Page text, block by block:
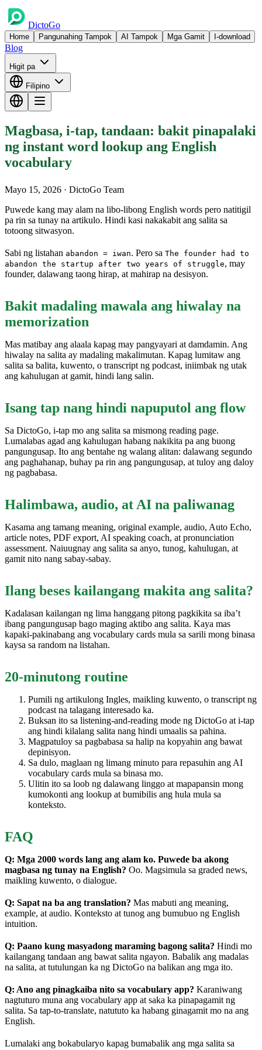
DictoGo
Home Pangunahing Tampok AI Tampok Mga Gamit I-download
Blog
Higit pa
Filipino
Magbasa, i-tap, tandaan: bakit pinapalaki
ng instant word lookup ang English
vocabulary
Mayo 15, 2026 · DictoGo Team
Puwede kang may alam na libo-libong English words pero natitigil
pa rin sa tunay na artikulo. Hindi kasi nakakabit ang salita sa
totoong sitwasyon.
Sabi ng listahan abandon = iwan. Pero sa The founder had to
abandon the startup after two years of struggle, may
founder, dalawang taong hirap, at mahirap na desisyon.
Bakit madaling mawala ang hiwalay na
memorization
Mas matibay ang alaala kapag may pangyayari at damdamin. Ang
hiwalay na salita ay madaling makalimutan. Kapag lumitaw ang
salita sa balita, kuwento, o transcript ng podcast, iniimbak ng utak
ang kahulugan at gamit, hindi lang salin.
Isang tap nang hindi napuputol ang flow
Sa DictoGo, i-tap mo ang salita sa mismong reading page.
Lumalabas agad ang kahulugan habang nakikita pa ang buong
pangungusap. Ito ang bentahe ng walang alitan: dalawang segundo
ang paghahanap, buhay pa rin ang pangungusap, at tuloy ang daloy
ng pagbabasa.
Halimbawa, audio, at AI na paliwanag
Kasama ang tamang meaning, original example, audio, Auto Echo,
article notes, PDF export, AI speaking coach, at pronunciation
assessment. Naiuugnay ang salita sa anyo, tunog, kahulugan, at
gamit nito nang sabay-sabay.
Ilang beses kailangang makita ang salita?
Kadalasan kailangan ng lima hanggang pitong pagkikita sa iba’t
ibang pangungusap bago maging aktibo ang salita. Kaya mas
kapaki-pakinabang ang vocabulary cards mula sa sarili mong binasa
kaysa sa random na listahan.
20-minutong routine
Pumili ng artikulong Ingles, maikling kuwento, o transcript ng
podcast na talagang interesado ka.
Buksan ito sa listening-and-reading mode ng DictoGo at i-tap
ang hindi kilalang salita nang hindi umaalis sa pahina.
Magpatuloy sa pagbabasa sa halip na kopyahin ang bawat
depinisyon.
Sa dulo, maglaan ng limang minuto para repasuhin ang AI
vocabulary cards mula sa binasa mo.
Ulitin ito sa loob ng dalawang linggo at mapapansin mong
kumokonti ang lookup at bumibilis ang hula mula sa
konteksto.
FAQ
Q: Mga 2000 words lang ang alam ko. Puwede ba akong
magbasa ng tunay na English? Oo. Magsimula sa graded news,
maikling kuwento, o dialogue.
Q: Sapat na ba ang translation? Mas mabuti ang meaning,
example, at audio. Konteksto at tunog ang bumubuo ng English
intuition.
Q: Paano kung masyadong maraming bagong salita? Hindi mo
kailangang tandaan ang bawat salita ngayon. Babalik ang madalas
na salita, at tutulungan ka ng DictoGo na balikan ang mga ito.
Q: Ano ang pinagkaiba nito sa vocabulary app? Karaniwang
nagtuturo muna ang vocabulary app at saka ka pinapagamit ng
salita. Sa tap-to-translate, natututo ka habang ginagamit mo na ang
English.
Lumalaki ang bokabularyo kapag bumabalik ang mga salita sa